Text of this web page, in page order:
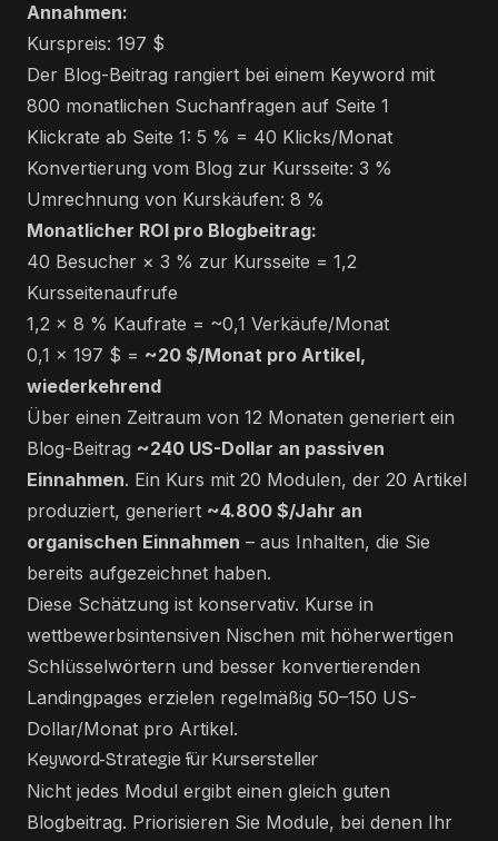
Annahmen:
Kurspreis: 197 $
Der Blog-Beitrag rangiert bei einem Keyword mit
800 monatlichen Suchanfragen auf Seite 1
Klickrate ab Seite 1: 5 % = 40 Klicks/Monat
Konvertierung vom Blog zur Kursseite: 3 %
Umrechnung von Kurskäufen: 8 %
Monatlicher ROI pro Blogbeitrag:
40 Besucher × 3 % zur Kursseite = 1,2
Kursseitenaufrufe
1,2 × 8 % Kaufrate = ~0,1 Verkäufe/Monat
0,1 × 197 $ = ~20 $/Monat pro Artikel,
wiederkehrend
Über einen Zeitraum von 12 Monaten generiert ein
Blog-Beitrag ~240 US-Dollar an passiven
Einnahmen. Ein Kurs mit 20 Modulen, der 20 Artikel
produziert, generiert ~4.800 $/Jahr an
organischen Einnahmen – aus Inhalten, die Sie
bereits aufgezeichnet haben.
Diese Schätzung ist konservativ. Kurse in
wettbewerbsintensiven Nischen mit höherwertigen
Schlüsselwörtern und besser konvertierenden
Landingpages erzielen regelmäßig 50–150 US-
Dollar/Monat pro Artikel.
Keyword-Strategie für Kursersteller
Nicht jedes Modul ergibt einen gleich guten
Blogbeitrag. Priorisieren Sie Module, bei denen Ihr